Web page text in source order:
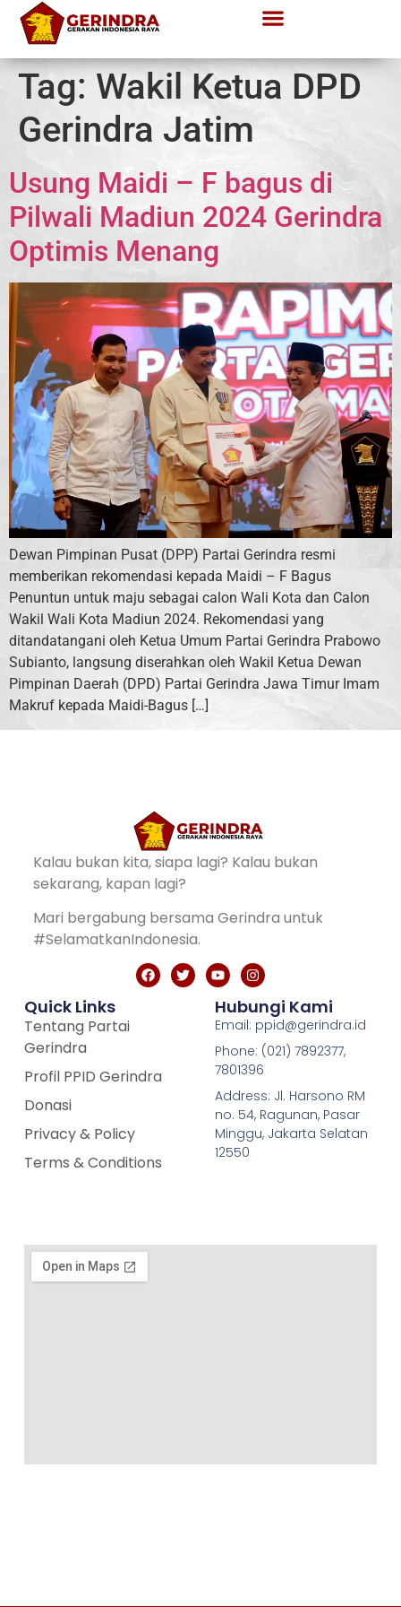
Tag: Wakil Ketua DPD
Gerindra Jatim
Usung Maidi – F bagus di
Pilwali Madiun 2024 Gerindra
Optimis Menang
Dewan Pimpinan Pusat (DPP) Partai Gerindra resmi
memberikan rekomendasi kepada Maidi – F Bagus
Penuntun untuk maju sebagai calon Wali Kota dan Calon
Wakil Wali Kota Madiun 2024. Rekomendasi yang
ditandatangani oleh Ketua Umum Partai Gerindra Prabowo
Subianto, langsung diserahkan oleh Wakil Ketua Dewan
Pimpinan Daerah (DPD) Partai Gerindra Jawa Timur Imam
Makruf kepada Maidi-Bagus […]
Kalau bukan kita, siapa lagi? Kalau bukan
sekarang, kapan lagi?
Mari bergabung bersama Gerindra untuk
#SelamatkanIndonesia.
Quick Links
Tentang Partai
Gerindra
Profil PPID Gerindra
Donasi
Privacy & Policy
Terms & Conditions
Hubungi Kami
Email: ppid@gerindra.id
Phone: (021) 7892377,
7801396
Address: Jl. Harsono RM
no. 54, Ragunan, Pasar
Minggu, Jakarta Selatan
12550